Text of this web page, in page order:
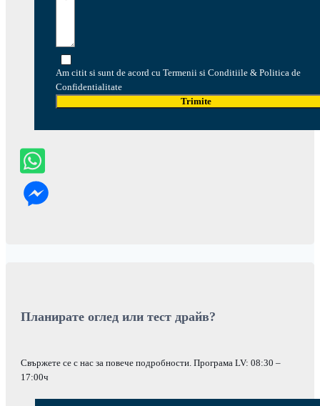
Am citit si sunt de acord cu Termenii si Conditiile & Politica de
Confidentialitate
Trimite
Планирате оглед или тест драйв?
Свържете се с нас за повече подробности. Програма LV: 08:30 –
17:00ч